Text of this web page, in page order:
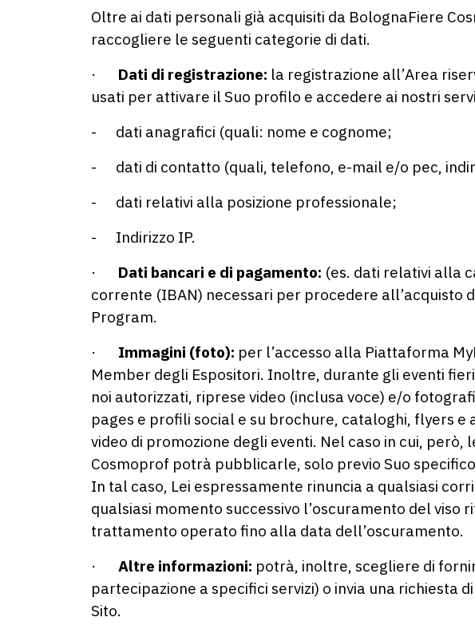
Oltre ai dati personali già acquisiti da BolognaFiere
raccogliere le seguenti categorie di dati.
· Dati di registrazione: la registrazione all’Area
usati per attivare il Suo profilo e accedere ai nostri
- dati anagrafici (quali: nome e cognome;
- dati di contatto (quali, telefono, e-mail e/o pec,
- dati relativi alla posizione professionale;
- Indirizzo IP.
· Dati bancari e di pagamento: (es. dati relativi alla
corrente (IBAN) necessari per procedere all’acquisto
Program.
· Immagini (foto): per l’accesso alla Piattaforma
Member degli Espositori. Inoltre, durante gli eventi
noi autorizzati, riprese video (inclusa voce) e/o
pages e profili social e su brochure, cataloghi, flyers
video di promozione degli eventi. Nel caso in cui,
Cosmoprof potrà pubblicarle, solo previo Suo
In tal caso, Lei espressamente rinuncia a qualsiasi
qualsiasi momento successivo l’oscuramento del
trattamento operato fino alla data dell’oscuramento.
· Altre informazioni: potrà, inoltre, scegliere di
partecipazione a specifici servizi) o invia una richiesta
Sito.